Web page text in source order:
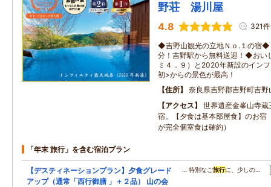
野荘 湯川屋
4.8 321件
◆吉野山観光の立地Ｎｏ.１の宿◆
分！吉野駅から無料送迎！◆おい
ミ４．９）と2020年新設のイン
初>からの景色が最高！
住所
奈良県吉野郡吉野町吉野
アクセス
世界遺産金峯山寺
宿。【夕食は基本部屋食】のお宿
が完全個室食は確約）
「年末 旅行」を含む宿泊プラン
【デスティネーションプラン】夕食グレード
アップ（通常「西行御膳 」＋２品） 山の会
… 特別なご旅行に、少しの…